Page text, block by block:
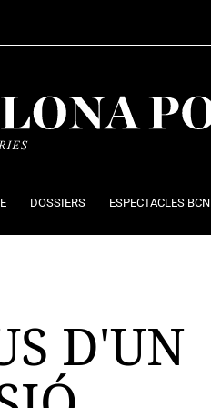
DOSSIERS ESPECTACLES BCN
D'UN